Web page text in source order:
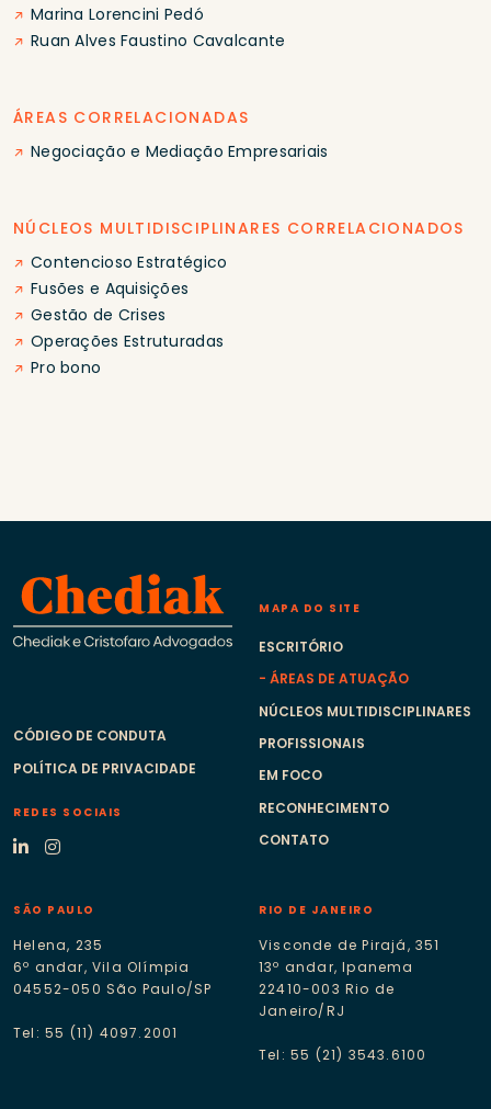
Marina Lorencini Pedó
Ruan Alves Faustino Cavalcante
ÁREAS CORRELACIONADAS
Negociação e Mediação Empresariais
NÚCLEOS MULTIDISCIPLINARES CORRELACIONADOS
Contencioso Estratégico
Fusões e Aquisições
Gestão de Crises
Operações Estruturadas
Pro bono
CÓDIGO DE CONDUTA
POLÍTICA DE PRIVACIDADE
REDES SOCIAIS
MAPA DO SITE
ESCRITÓRIO
ÁREAS DE ATUAÇÃO
NÚCLEOS MULTIDISCIPLINARES
PROFISSIONAIS
EM FOCO
RECONHECIMENTO
CONTATO
SÃO PAULO
Helena, 235
6º andar, Vila Olímpia
04552-050 São Paulo/SP
Tel: 55 (11) 4097.2001
RIO DE JANEIRO
Visconde de Pirajá, 351
13º andar, Ipanema
22410-003 Rio de
Janeiro/RJ
Tel: 55 (21) 3543.6100